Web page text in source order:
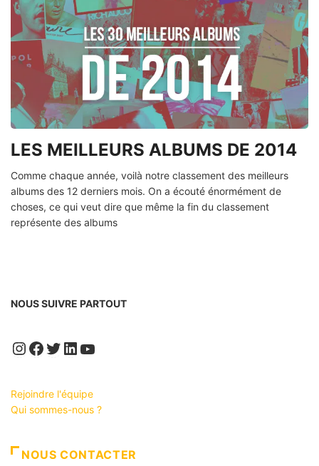
LES MEILLEURS ALBUMS DE 2014
Comme chaque année, voilà notre classement des meilleurs
albums des 12 derniers mois. On a écouté énormément de
choses, ce qui veut dire que même la fin du classement
représente des albums
NOUS SUIVRE PARTOUT
Instagram
Facebook
Twitter
LinkedIn
YouTube
Rejoindre l'équipe
Qui sommes-nous ?
NOUS CONTACTER